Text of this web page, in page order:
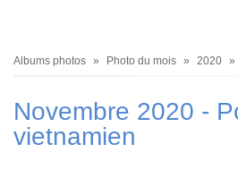
Fil
Albums photos Photo du mois 2020
Novembre 2020 -
vietnamien